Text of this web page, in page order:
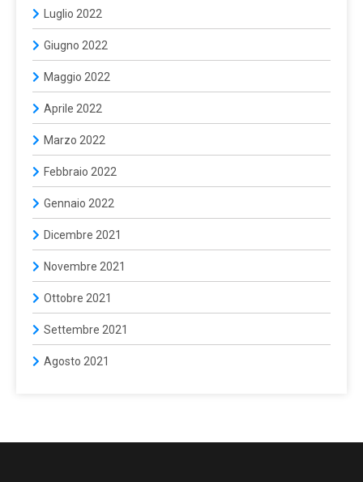
Luglio 2022
Giugno 2022
Maggio 2022
Aprile 2022
Marzo 2022
Febbraio 2022
Gennaio 2022
Dicembre 2021
Novembre 2021
Ottobre 2021
Settembre 2021
Agosto 2021